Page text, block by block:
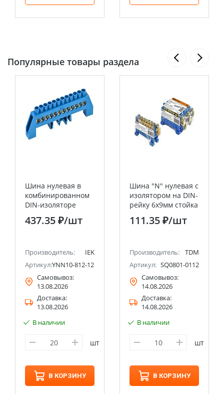
Популярные товары раздела
Шина нулевая в
комбинированном
DIN-изоляторе
ШНИ-8х12-12-КС-С
437.35 ₽/шт
Производитель:
IEK
Артикул:YNN10-812-12DP-K07
Самовывоз:
13.08.2026
Доставка:
13.08.2026
В наличии
шт
В КОРЗИНУ
Шина "N" нулевая с
изолятором на DIN-
рейку 6x9мм стойка
мал. 8 групп инд.
стикер TDM
111.35 ₽/шт
Производитель:
TDM
Артикул: SQ0801-0112
Самовывоз:
14.08.2026
Доставка:
14.08.2026
В наличии
шт
В КОРЗИНУ